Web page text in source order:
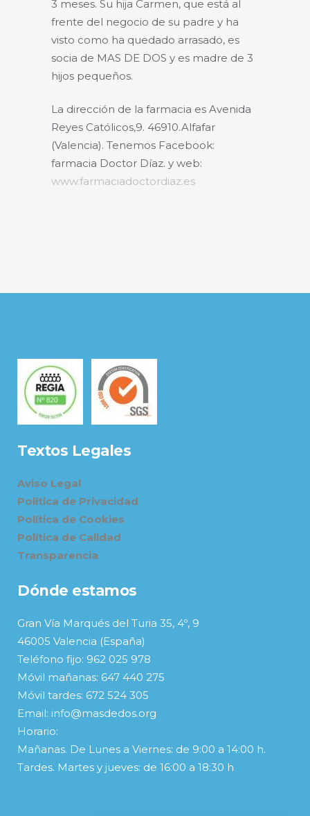
3 meses. Su hija Carmen, que está al
frente del negocio de su padre y ha
visto como ha quedado arrasado, es
socia de MAS DE DOS y es madre de 3
hijos pequeños.
La dirección de la farmacia es Avenida
Reyes Católicos,9. 46910.Alfafar
(Valencia). Tenemos Facebook:
farmacia Doctor Díaz. y web:
www.farmaciadoctordiaz.es
Textos Legales
Aviso Legal
Política de Privacidad
Política de Cookies
Política de Calidad
Transparencia
Dónde estamos
Gran Vía Marqués del Turia 35, 4º, 9
46005 Valencia (España)
Teléfono fijo: 962 025 978
Móvil mañanas: 647 440 275
Móvil tardes: 672 524 305
Email: info@masdedos.org
Horario:
Mañanas. De Lunes a Viernes: de 9:00 a 14:00 h.
Tardes. Martes y jueves: de 16:00 a 18:30 h